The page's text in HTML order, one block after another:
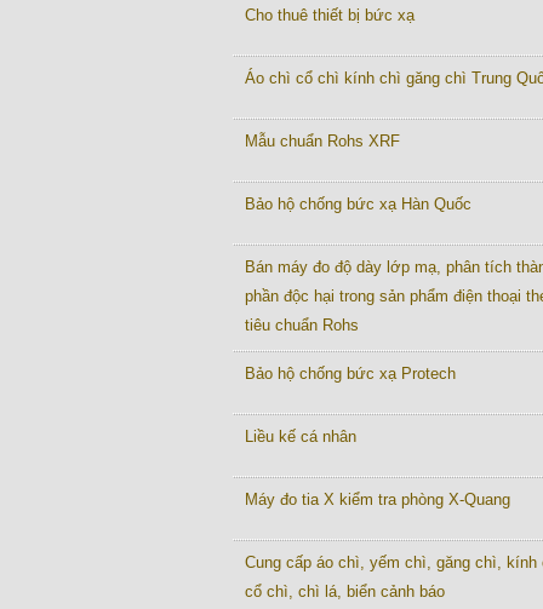
Cho thuê thiết bị bức xạ
Áo chì cổ chì kính chì găng chì Trung
Mẫu chuẩn Rohs XRF
Bảo hộ chống bức xạ Hàn Quốc
Bán máy đo độ dày lớp mạ, phân tích
phần độc hại trong sản phẩm điện thoại
tiêu chuẩn Rohs
Bảo hộ chống bức xạ Protech
Liều kế cá nhân
Máy đo tia X kiểm tra phòng X-Quang
Cung cấp áo chì, yếm chì, găng chì, kính
cổ chì, chì lá, biển cảnh báo